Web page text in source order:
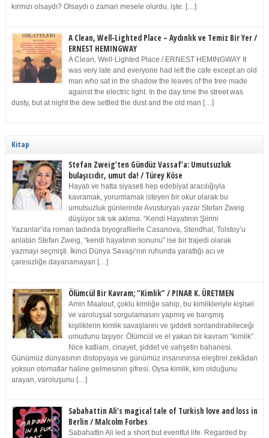
kırmızı olsaydı? Olsaydı o zaman mesele olurdu, işte. […]
A Clean, Well-Lighted Place – Aydınlık ve Temiz Bir Yer /
ERNEST HEMINGWAY
A Clean, Well-Lighted Place / ERNEST HEMINGWAY It
was very late and everyone had left the cafe except an old
man who sat in the shadow the leaves of the tree made
against the electric light. In the day time the street was
dusty, but at night the dew settled the dust and the old man […]
Kitap
Stefan Zweig’ten Gündüz Vassaf’a: Umutsuzluk
bulaşıcıdır, umut da! / Türey Köse
Hayatı ve hatta siyaseti hep edebiyat aracılığıyla
kavramak, yorumlamak isteyen bir okur olarak bu
umutsuzluk günlerinde Avusturyalı yazar Stefan Zweig
düşüyor sık sık aklıma. “Kendi Hayatının Şiirini
Yazanlar”da roman tadında biyografilerle Casanova, Stendhal, Tolstoy’u
anlatan Stefan Zweig, “kendi hayatının sonunu” ise bir trajedi olarak
yazmayı seçmişti. İkinci Dünya Savaşı’nın ruhunda yarattığı acı ve
çaresizliğe dayanamayan […]
Ölümcül Bir Kavram; “Kimlik” / PINAR K. ÜRETMEN
Amin Maalouf, çoklu kimliğe sahip, bu kimlikleriyle kişisel
ve varoluşsal sorgulamasını yapmış ve barışmış
kişiliklerin kimlik savaşlarını ve şiddeti sonlandırabileceği
umudunu taşıyor. Ölümcül ve el yakan bir kavram “kimlik”.
Nice katliam, cinayet, şiddet ve vahşetin bahanesi.
Günümüz dünyasının distopyaya ve günümüz insanınınsa eleştirel zekâdan
yoksun otomatlar haline gelmesinin şifresi. Oysa kimlik, kim olduğunu
arayan, varoluşunu […]
Sabahattin Ali’s magical tale of Turkish love and loss in
Berlin / Malcolm Forbes
Sabahattin Ali led a short but eventful life. Regarded by